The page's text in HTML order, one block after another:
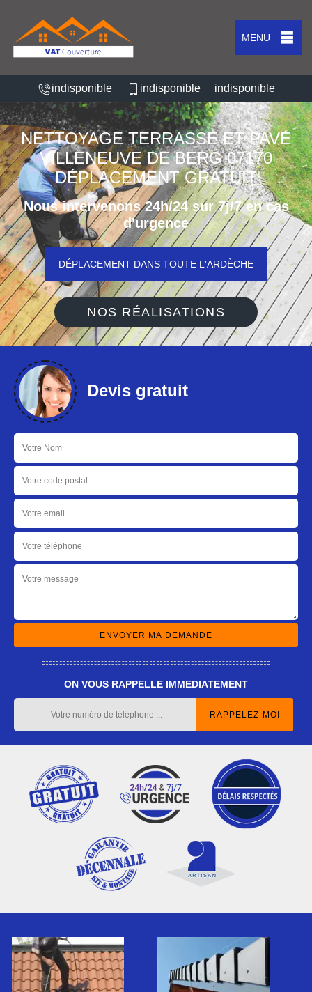
MENU
indisponible indisponible indisponible
NETTOYAGE TERRASSE ET PAVÉ
VILLENEUVE DE BERG 07170
DÉPLACEMENT GRATUIT
Nous intervenons 24h/24 sur 7j/7 en cas
d'urgence
DÉPLACEMENT DANS TOUTE L'ARDÈCHE
NOS RÉALISATIONS
Devis gratuit
ON VOUS RAPPELLE IMMEDIATEMENT